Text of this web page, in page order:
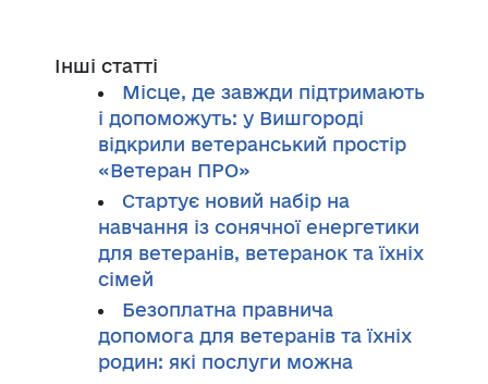
Інші статті
Місце, де завжди підтримають
і допоможуть: у Вишгороді
відкрили ветеранський простір
«Ветеран ПРО»
Стартує новий набір на
навчання із сонячної енергетики
для ветеранів, ветеранок та їхніх
сімей
Безоплатна правнича
допомога для ветеранів та їхніх
родин: які послуги можна